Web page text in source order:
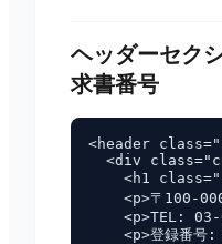
ヘッダーセク
求書番号
<header
<div
<h1
<p>〒100-
<p>TEL:
<p>登録番号